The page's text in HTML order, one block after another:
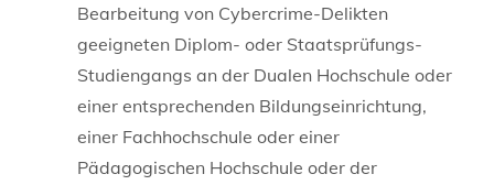
Bearbeitung von Cybercrime-Delikten
geeigneten Diplom- oder Staatsprüfungs-
Studiengangs an der Dualen Hochschule oder
einer entsprechenden Bildungseinrichtung,
einer Fachhochschule oder einer
Pädagogischen Hochschule oder der